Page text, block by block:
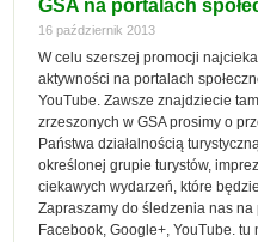
GSA na portalach
16 październik 2013
W celu szerszej promocji
aktywności na portalach
YouTube. Zawsze znajdziecie
zrzeszonych w GSA prosimy o
Państwa działalnością
określonej grupie turystów,
ciekawych wydarzeń, które
Zapraszamy do śledzenia nas
Facebook, Google+, YouTube.